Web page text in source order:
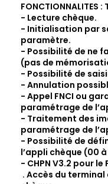
- Lecture chèque.
- Initialisation par
paramètre.
- Possibilité de ne
(pas de
- Possibilité de
- Annulation
- Appel FNCI ou
paramétrage de
- Traitement des
paramétrage de
- Possibilité de
l’appli chèque (00
- CHPN V3.2 pour le
. Accès du